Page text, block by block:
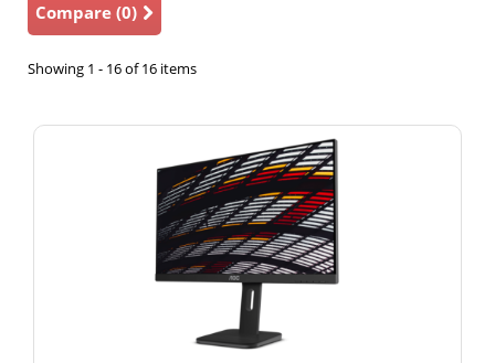
Compare (0)
Showing 1 - 16 of 16 items